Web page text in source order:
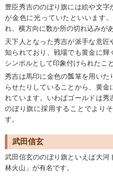
豊臣秀吉ののぼり旗には絵や文
が金色に光っていたといいます
れ、横方向に数か所の切れ込みが
天下人となった秀吉が派手な意匠
知られており、戦場でも黄金に輝
シンボルとして印象付けられたこ
秀吉は馬印に金色の瓢箪を用い
らせたりしていることから、黄金
れています。いわばゴールドは秀
のぼり旗に採用することでより
す。
武田信玄
武田信玄ののぼり旗といえば大
林火山」が有名です。